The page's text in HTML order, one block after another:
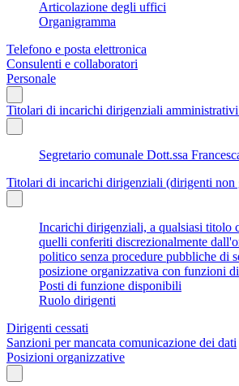
Articolazione degli uffici
Organigramma
Telefono e posta elettronica
Consulenti e collaboratori
Personale
Titolari di incarichi dirigenziali
Segretario comunale Dott.ssa
Titolari di incarichi dirigenziali (dirigenti non
Incarichi dirigenziali, a qualsiasi titolo
quelli conferiti discrezionalmente
politico senza procedure pubbliche di
posizione organizzativa con funzioni
Posti di funzione disponibili
Ruolo dirigenti
Dirigenti cessati
Sanzioni per mancata comunicazione dei dati
Posizioni organizzative